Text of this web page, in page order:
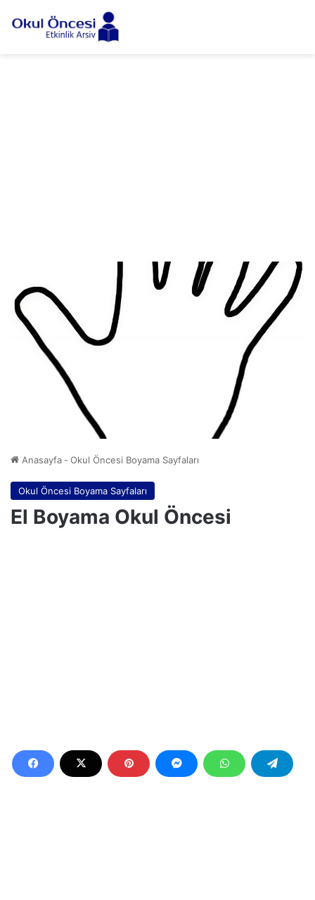
Anasayfa - Okul Öncesi Boyama Sayfaları
Okul Öncesi Boyama Sayfaları
El Boyama Okul Öncesi